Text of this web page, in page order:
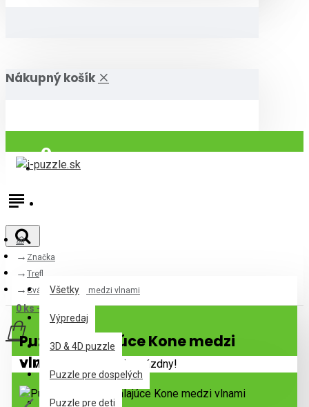
Nákupný košík
Prihlásiť
Všetky
Všetky
Výpredaj
3D & 4D puzzle
Puzzle pre dospelých
Puzzle pre deti
0 ks - 0,00€
Váš nákupný košík je prázdny!
Značka
Trefl
Cválajúce Kone medzi vlnami
Puzzle Cválajúce Kone medzi
vlnami